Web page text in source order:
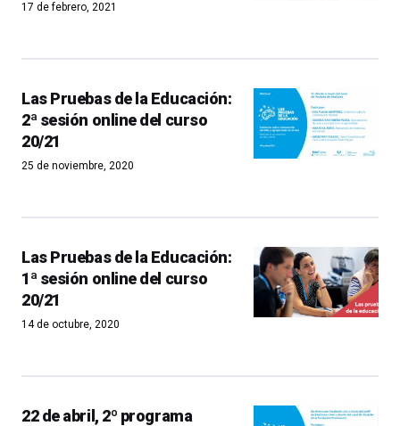
17 de febrero, 2021
Las Pruebas de la Educación:
2ª sesión online del curso
20/21
25 de noviembre, 2020
Las Pruebas de la Educación:
1ª sesión online del curso
20/21
14 de octubre, 2020
22 de abril, 2º programa